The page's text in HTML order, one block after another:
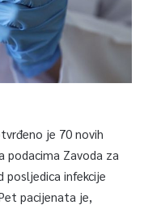
je 70 novih
podacima Zavoda za
posljedica infekcije
pacijenata je,